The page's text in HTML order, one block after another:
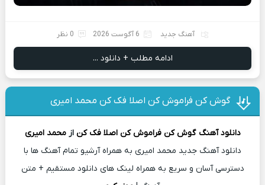
آهنگ جدید 6 آگوست 2026 0 نظر
ادامه مطلب + دانلود ...
گوش کن فراموش کن اصلا فک کن محمد امیری
دانلود آهنگ گوش کن فراموش کن اصلا فک کن ازمحمد امیری
دانلود آهنگ جدید محمد امیری به همراه آرشیو تمام آهنگ ها با
دسترسی آسان و سریع به همراه لینک های دانلود مستقیم + متن